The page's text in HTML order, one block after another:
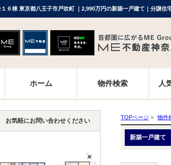
棟 東京都八王子市戸吹町 ｜2,990万円の新築一戸建て｜分譲住
ホーム 物件検索 人
TOPページ > 物件
新築一戸建て
お気軽にお問い合わせください